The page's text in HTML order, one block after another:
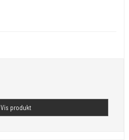
Vis produkt